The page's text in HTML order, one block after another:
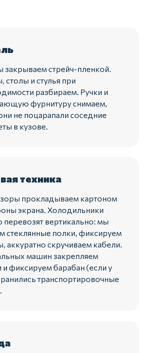
закрываем стрейч-пленкой.
и стулья при
разбираем. Ручки и
фурнитуру снимаем,
не поцарапали соседние
в кузове.
техника
прокладываем картоном
экрана. Холодильники
перевозят вертикально: мы
стеклянные полки, фиксируем
аккуратно скручиваем кабели.
машин закрепляем
и фиксируем барабан (если у
транспортировочные